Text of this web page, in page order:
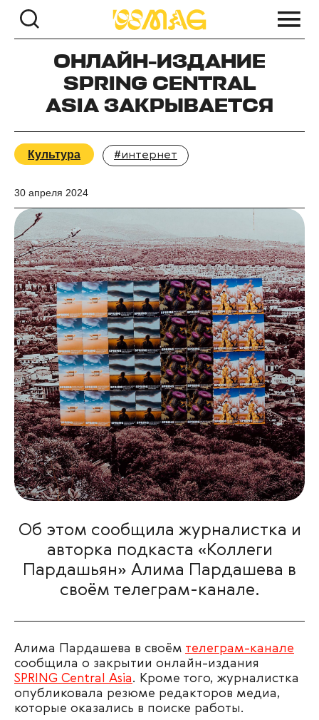
ОНЛАЙН-ИЗДАНИЕ
SPRING CENTRAL
ASIA ЗАКРЫВАЕТСЯ
Культура #интернет
30 апреля 2024
Об этом сообщила журналистка и
авторка подкаста «Коллеги
Пардашьян» Алима Пардашева в
своём телеграм-канале.
Алима Пардашева в своём телеграм-канале
сообщила о закрытии онлайн-издания
SPRING Central Asia. Кроме того, журналистка
опубликовала резюме редакторов медиа,
которые оказались в поиске работы.